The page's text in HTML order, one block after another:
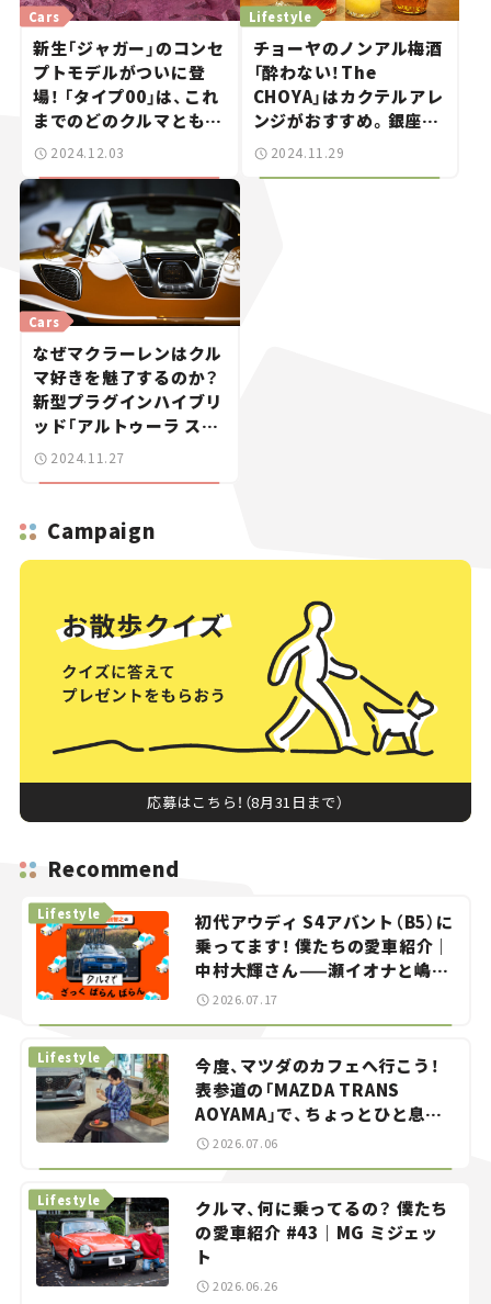
Cars
新生「ジャガー」のコンセ
プトモデルがついに登
場！ 「タイプ00」は、これ
までのどのクルマとも違
う唯一無二の存在。【新
2024.12.03
Lifestyle
チョーヤのノンアル梅酒
「酔わない！The
CHOYA」はカクテルアレ
ンジがおすすめ。銀座の
バーで楽しむ休日。【ノ
2024.11.29
Cars
なぜマクラーレンはクル
マ好きを魅了するのか？
新型プラグインハイブリ
ッド「アルトゥーラ スパ
イダー」の絶妙な味わ
2024.11.27
Campaign
応募はこちら！（8月31日まで）
Recommend
初代アウディ S4アバント（B5）に
乗ってます！ 僕たちの愛車紹介｜
中村大輝さん——瀬イオナと嶋田
智之の「クルマでざっくばらんば
Lifestyle
2026.07.17
今度、マツダのカフェへ行こう！
表参道の「MAZDA TRANS
AOYAMA」で、ちょっとひと息。
——連載｜CCGとクルマでどうす
Lifestyle
2026.07.06
クルマ、何に乗ってるの？ 僕たち
の愛車紹介 #43｜MG ミジェッ
ト
Lifestyle
2026.06.26